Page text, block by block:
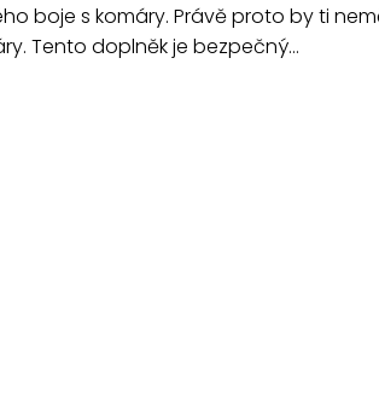
boje s komáry. Právě proto by ti
Tento doplněk je bezpečný…